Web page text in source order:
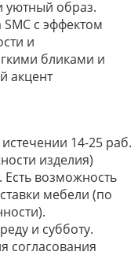
уютный образ.
с эффектом
и
бликами и
акцент
14-25 раб.
изделия)
возможность
мебели (по
и субботу.
согласования